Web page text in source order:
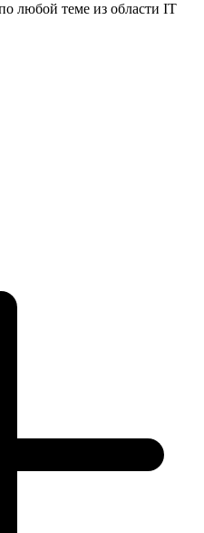
любой теме из области IT